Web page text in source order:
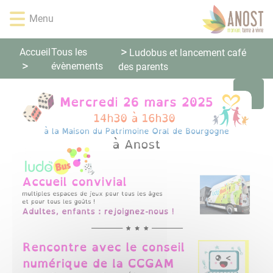
d'accès
menu
d'accès
contenu
principal
d'accès
recherche
d'accès
de
Menu
AccueilTous les
évènements
Ludobus et lancement café
des parents